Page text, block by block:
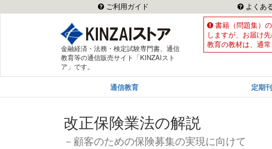
ご利用ガイド よくあ
金融経済・法務・検定試験専門書、通信
教育等の通信販売サイト「KINZAIスト
ア」です。
書籍（問題集）
しますが、お届け
教育の教材は、通
通信教育 定期
改正保険業法の解説
－顧客のための保険募集の実現に向けて